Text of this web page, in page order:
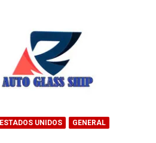
ESTADOS UNIDOS GENERAL